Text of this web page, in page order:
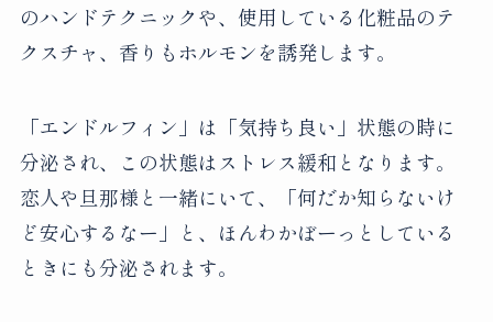
のハンドテクニックや、使用している化粧品のテ
クスチャ、香りもホルモンを誘発します。
「エンドルフィン」は「気持ち良い」状態の時に
分泌され、この状態はストレス緩和となります。
恋人や旦那様と一緒にいて、「何だか知らないけ
ど安心するなー」と、ほんわかぼーっとしている
ときにも分泌されます。